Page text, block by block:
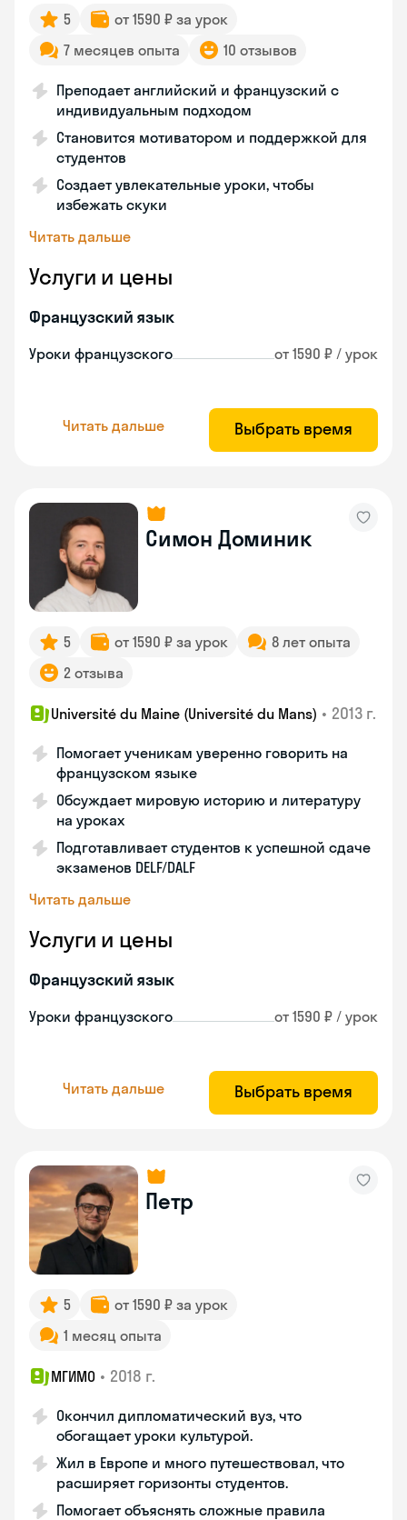
5
от 1590 ₽ за урок
7 месяцев опыта
10 отзывов
Преподает английский и французский с
индивидуальным подходом
Становится мотиватором и поддержкой для
студентов
Создает увлекательные уроки, чтобы
избежать скуки
Читать дальше
Услуги и цены
Французский язык
Уроки французского от 1590 ₽ / урок
Читать дальше Выбрать время
Симон Доминик
5 от 1590 ₽ за урок
8 лет опыта
2 отзыва
Université du Maine (Université du Mans) • 2013 г.
Помогает ученикам уверенно говорить на
французском языке
Обсуждает мировую историю и литературу
на уроках
Подготавливает студентов к успешной сдаче
экзаменов DELF/DALF
Читать дальше
Услуги и цены
Французский язык
Уроки французского от 1590 ₽ / урок
Читать дальше Выбрать время
Петр
5
от 1590 ₽ за урок
1 месяц опыта
МГИМО • 2018 г.
Окончил дипломатический вуз, что
обогащает уроки культурой.
Жил в Европе и много путешествовал, что
расширяет горизонты студентов.
Помогает объяснять сложные правила